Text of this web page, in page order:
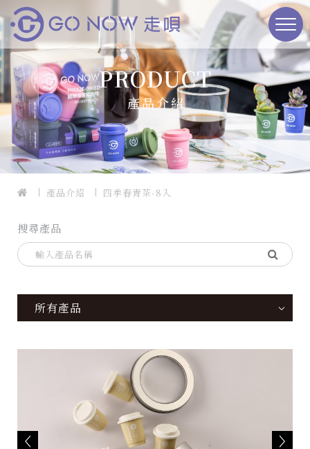
PRODUCT
產品介紹
產品介紹 四季春青茶-8入
搜尋產品
所有產品